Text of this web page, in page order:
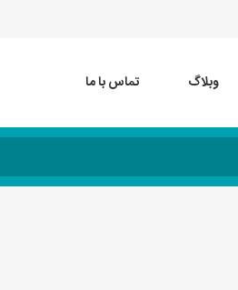
وبلاگ تماس با ما